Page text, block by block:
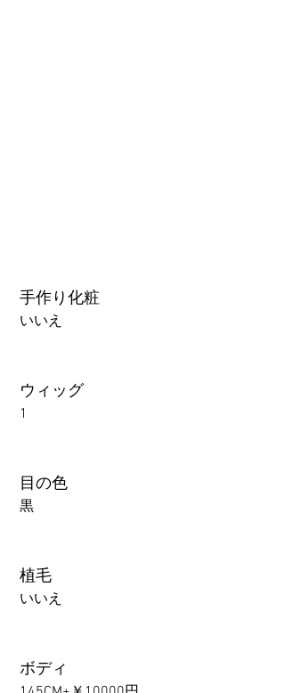
手作り化粧
いいえ
ウィッグ
1
目の色
黒
植毛
いいえ
ボディ